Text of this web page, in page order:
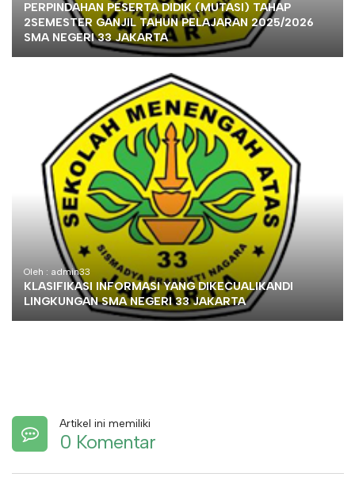
PERPINDAHAN PESERTA DIDIK (MUTASI) TAHAP
2SEMESTER GANJIL TAHUN PELAJARAN 2025/2026
SMA NEGERI 33 JAKARTA
Oleh : admin33
KLASIFIKASI INFORMASI YANG DIKECUALIKANDI
LINGKUNGAN SMA NEGERI 33 JAKARTA
Artikel ini memiliki
0 Komentar